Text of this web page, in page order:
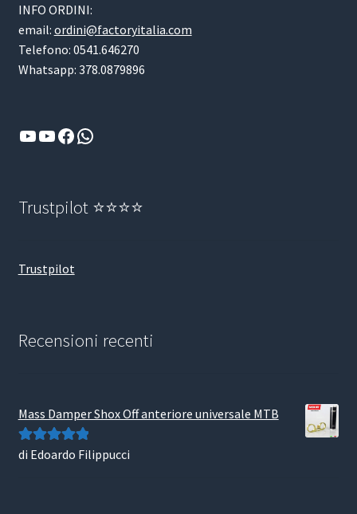
INFO ORDINI:
email: ordini@factoryitalia.com
Telefono: 0541.646270
Whatsapp: 378.0879896
YouTube
YouTube
Facebook
WhatsApp
Trustpilot ⭐⭐⭐⭐
Trustpilot
Recensioni recenti
Mass Damper Shox Off anteriore universale MTB
Valutato5su
di Edoardo Filippucci